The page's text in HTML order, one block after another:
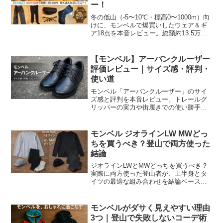
ー！
冬の低山（-5〜10℃・標高0〜1000m）向
けに、モンベルで爆買いしたウェア＆ギ
ア18点を本音レビュー。総額約13.5万円
【モンベル】アーバンクルーザー
評価レビュー｜サイズ感・評判・
使い道
モンベル「アーバンクルーザー」のサイ
ズ感と評判を本音レビュー。トレールグ
リッパーの実力や街履きでの使い勝手、
とめました。
モンベル ジオラインLW MWどっ
ちを買うべき？登山で両方使った
結論
ジオラインLWとMWどっちを買うべき？
実際に両方使った登山者が、上半身とタ
イツの最適な組み合わせを結論ベースで
モンベルがダサく見えやすい理由
3つ｜登山で失敗しないコーデ術